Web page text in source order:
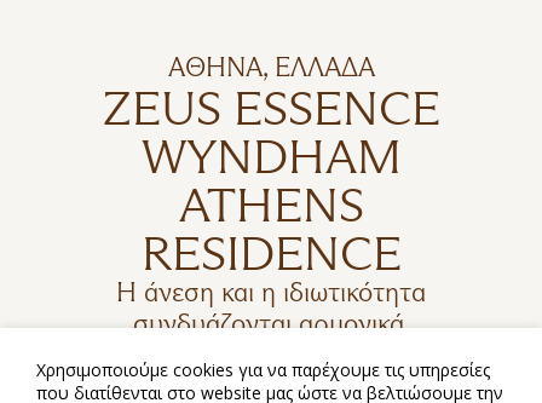
ΑΘΉΝΑ, ΕΛΛΆΔΑ
ZEUS ESSENCE
WYNDHAM
ATHENS
RESIDENCE
Η άνεση και η ιδιωτικότητα
συνδυάζονται αρμονικά,
δημιουργώντας ιδανικές συνθήκες
διαμονής στην Αθήνα, τόσο για
Χρησιμοποιούμε cookies για να παρέχουμε τις υπηρεσίες
που διατίθενται στο website μας ώστε να βελτιώσουμε την